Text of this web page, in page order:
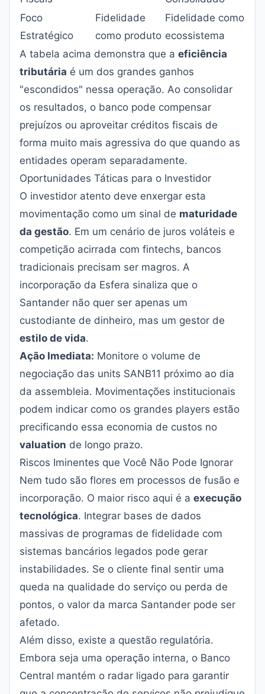
Foco
Estratégico
Fidelidade
como produto
Fidelidade como
ecossistema
A tabela acima demonstra que a eficiência
tributária é um dos grandes ganhos
"escondidos" nessa operação. Ao consolidar
os resultados, o banco pode compensar
prejuízos ou aproveitar créditos fiscais de
forma muito mais agressiva do que quando as
entidades operam separadamente.
Oportunidades Táticas para o Investidor
O investidor atento deve enxergar esta
movimentação como um sinal de maturidade
da gestão. Em um cenário de juros voláteis e
competição acirrada com fintechs, bancos
tradicionais precisam ser magros. A
incorporação da Esfera sinaliza que o
Santander não quer ser apenas um
custodiante de dinheiro, mas um gestor de
estilo de vida.
Ação Imediata: Monitore o volume de
negociação das units SANB11 próximo ao dia
da assembleia. Movimentações institucionais
podem indicar como os grandes players estão
precificando essa economia de custos no
valuation de longo prazo.
Riscos Iminentes que Você Não Pode Ignorar
Nem tudo são flores em processos de fusão e
incorporação. O maior risco aqui é a execução
tecnológica. Integrar bases de dados
massivas de programas de fidelidade com
sistemas bancários legados pode gerar
instabilidades. Se o cliente final sentir uma
queda na qualidade do serviço ou perda de
pontos, o valor da marca Santander pode ser
afetado.
Além disso, existe a questão regulatória.
Embora seja uma operação interna, o Banco
Central mantém o radar ligado para garantir